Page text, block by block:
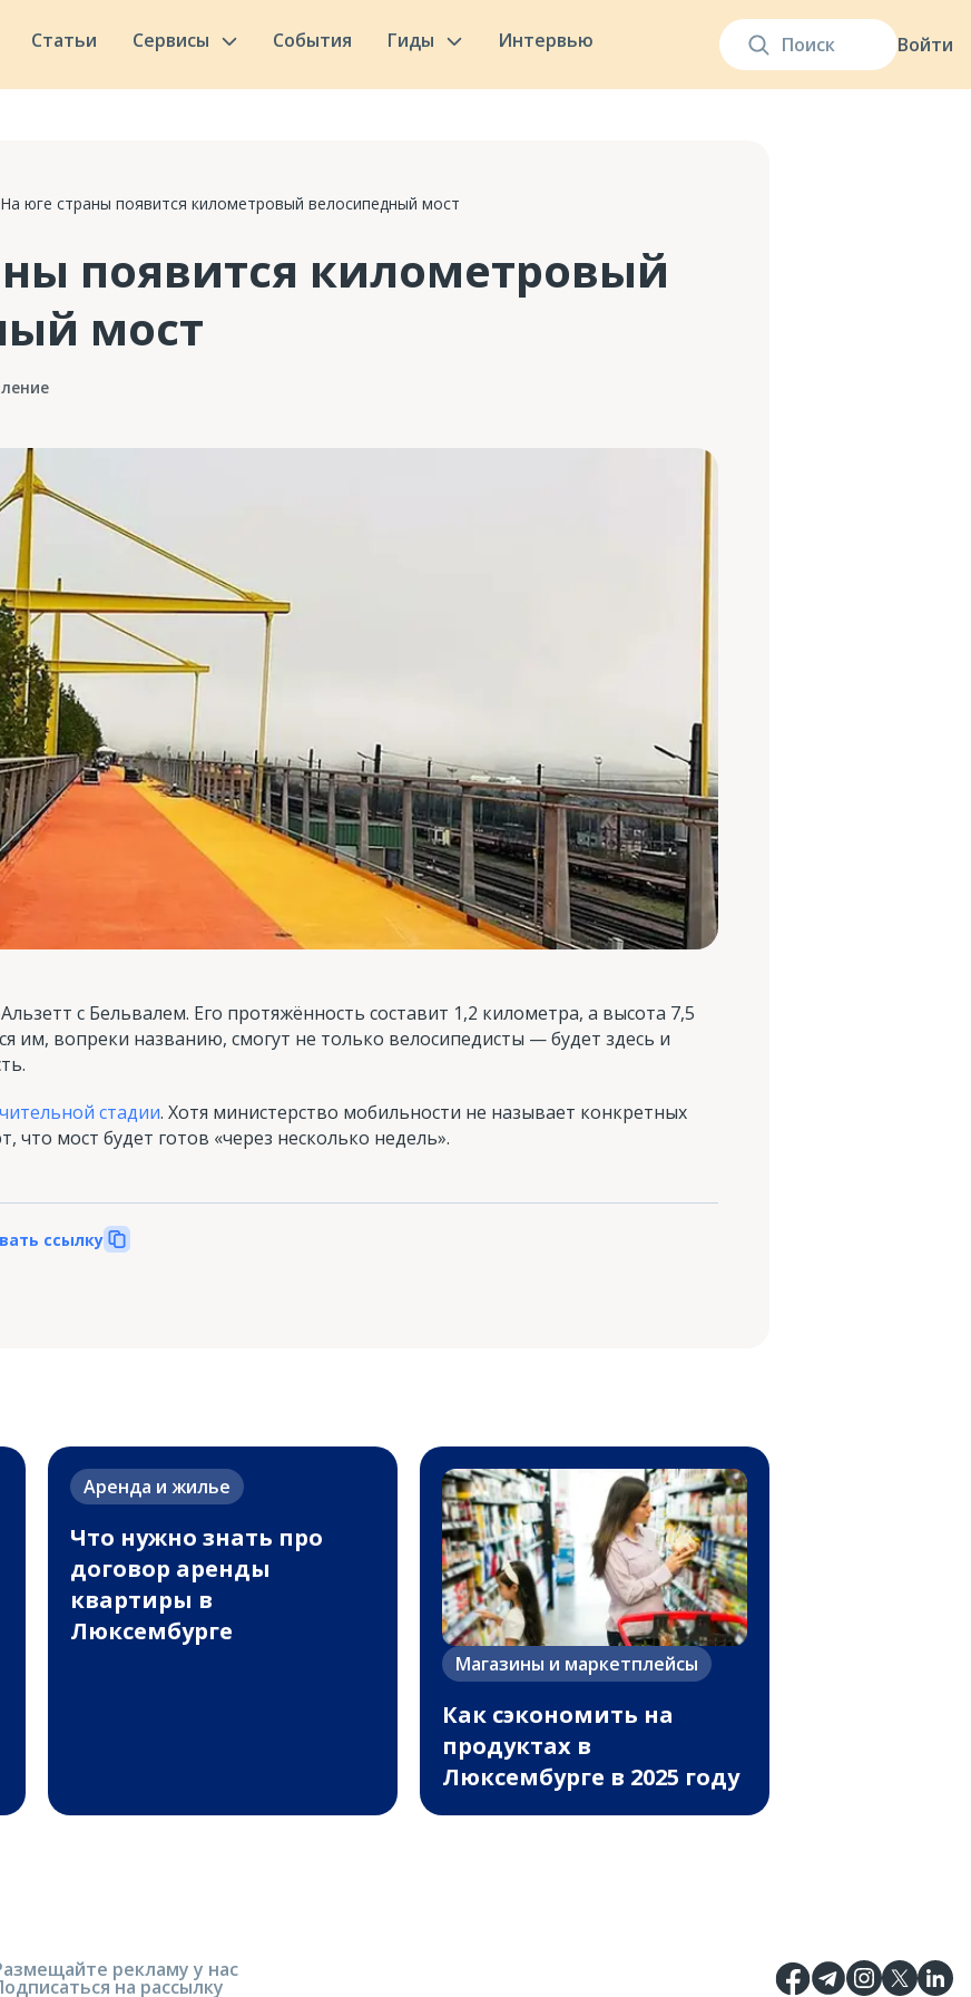
Войти
Статьи Сервисы События Гиды Интервью
На юге страны появится километровый велосипедный мост
появится километровый
мост
с Бельвалем. Его протяжённость составит 1,2 километра, а высота 7,5
им, вопреки названию, смогут не только велосипедисты — будет здесь и
стадии. Хотя министерство мобильности не называет конкретных
мост будет готов «через несколько недель».
ссылку
Аренда и жилье
Что нужно знать про
договор аренды
квартиры в
Люксембурге
Магазины и маркетплейсы
Как сэкономить на
продуктах в
Люксембурге в 2025 году
рекламу у нас
на рассылку